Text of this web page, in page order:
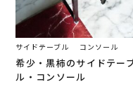
サイドテーブル コンソール
希少・黒柿のサイドテー
ル・コンソール